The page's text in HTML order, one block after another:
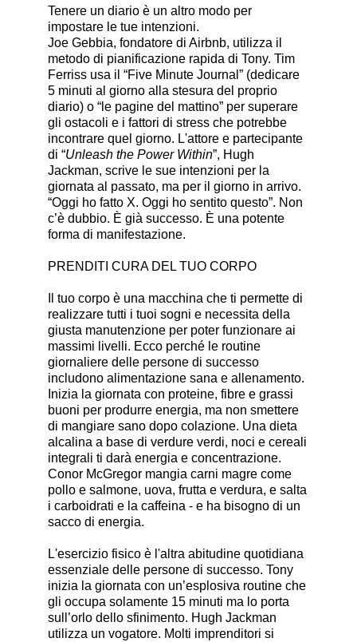
Tenere un diario è un altro modo per
impostare le tue intenzioni.
Joe Gebbia, fondatore di Airbnb, utilizza il
metodo di pianificazione rapida di Tony. Tim
Ferriss usa il “Five Minute Journal” (dedicare
5 minuti al giorno alla stesura del proprio
diario) o “le pagine del mattino” per superare
gli ostacoli e i fattori di stress che potrebbe
incontrare quel giorno. L'attore e partecipante
di “Unleash the Power Within”, Hugh
Jackman, scrive le sue intenzioni per la
giornata al passato, ma per il giorno in arrivo.
“Oggi ho fatto X. Oggi ho sentito questo”. Non
c’è dubbio. È già successo. È una potente
forma di manifestazione.
PRENDITI CURA DEL TUO CORPO
Il tuo corpo è una macchina che ti permette di
realizzare tutti i tuoi sogni e necessita della
giusta manutenzione per poter funzionare ai
massimi livelli. Ecco perché le routine
giornaliere delle persone di successo
includono alimentazione sana e allenamento.
Inizia la giornata con proteine, fibre e grassi
buoni per produrre energia, ma non smettere
di mangiare sano dopo colazione. Una dieta
alcalina a base di verdure verdi, noci e cereali
integrali ti darà energia e concentrazione.
Conor McGregor mangia carni magre come
pollo e salmone, uova, frutta e verdura, e salta
i carboidrati e la caffeina - e ha bisogno di un
sacco di energia.
L'esercizio fisico è l'altra abitudine quotidiana
essenziale delle persone di successo. Tony
inizia la giornata con un’esplosiva routine che
gli occupa solamente 15 minuti ma lo porta
sull’orlo dello sfinimento. Hugh Jackman
utilizza un vogatore. Molti imprenditori si